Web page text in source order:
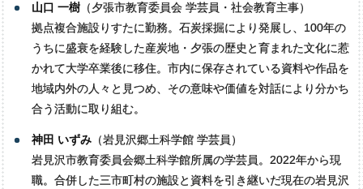
山口 一樹 （夕張市教育委員会 学芸員・社会教育主事）
拠点複合施設りすたに勤務。石炭採掘により発展し、100年の
うちに盛衰を経験した産炭地・夕張の歴史と育まれた文化に惹
かれて大学卒業後に移住。市内に保存されている資料や作品を
地域内外の人々と見つめ、その意味や価値を対話により分かち
合う活動に取り組む。
神田 いずみ （岩見沢郷土科学館 学芸員）
岩見沢市教育委員会郷土科学館所属の学芸員。2022年から現
職。合併した三市町村の施設と資料を引き継いだ現在の岩見沢